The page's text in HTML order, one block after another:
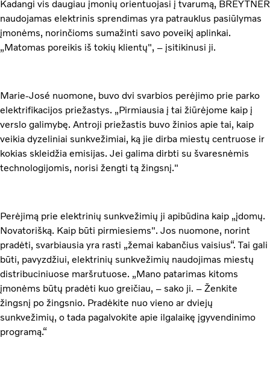
Kadangi vis daugiau įmonių orientuojasi į tvarumą, BREYTNER
naudojamas elektrinis sprendimas yra patrauklus pasiūlymas
įmonėms, norinčioms sumažinti savo poveikį aplinkai.
„Matomas poreikis iš tokių klientų", – įsitikinusi ji.
Marie-José nuomone, buvo dvi svarbios perėjimo prie parko
elektrifikacijos priežastys. „Pirmiausia į tai žiūrėjome kaip į
verslo galimybę. Antroji priežastis buvo žinios apie tai, kaip
veikia dyzeliniai sunkvežimiai, ką jie dirba miestų centruose ir
kokias skleidžia emisijas. Jei galima dirbti su švaresnėmis
technologijomis, norisi žengti tą žingsnį."
Perėjimą prie elektrinių sunkvežimių ji apibūdina kaip „įdomų.
Novatorišką. Kaip būti pirmiesiems". Jos nuomone, norint
pradėti, svarbiausia yra rasti „žemai kabančius vaisius“. Tai gali
būti, pavyzdžiui, elektrinių sunkvežimių naudojimas miestų
distribuciniuose maršrutuose. „Mano patarimas kitoms
įmonėms būtų pradėti kuo greičiau, – sako ji. – Ženkite
žingsnį po žingsnio. Pradėkite nuo vieno ar dviejų
sunkvežimių, o tada pagalvokite apie ilgalaikę įgyvendinimo
programą.“